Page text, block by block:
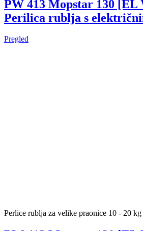
PW 413 Mopstar 130
Perilica rublja s
Pregled
Perlice rublja za velike praonice 10 - 20 kg